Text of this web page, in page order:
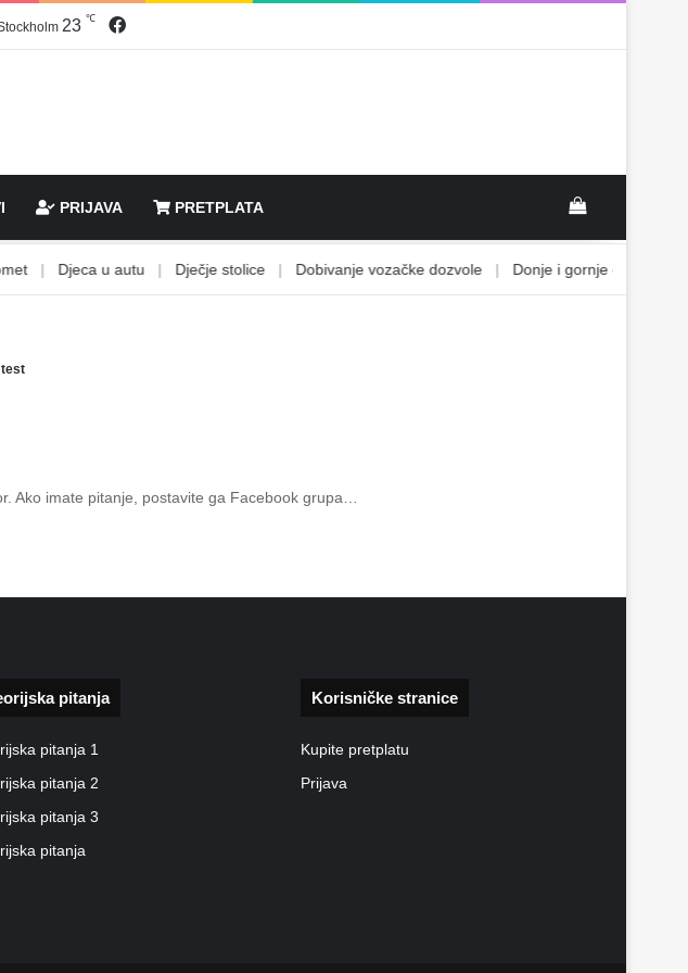
23 ℃ Facebook
PRIJAVA PRETPLATA View your
| Djeca u autu | Dječje stolice | Dobivanje vozačke dozvole | Donje i gornje ograničenje
Ako imate pitanje, postavite ga Facebook grupa…
pitanja
pitanja 1
pitanja 2
pitanja 3
pitanja
Korisničke stranice
Kupite pretplatu
Prijava